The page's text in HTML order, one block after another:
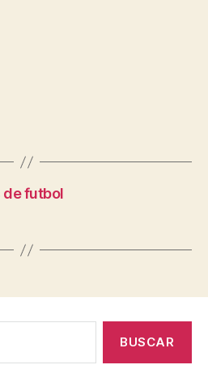
de futbol